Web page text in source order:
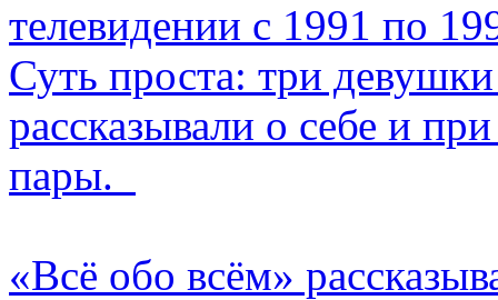
телевидении с 1991 по
Суть проста: три
рассказывали о себе и
пары.
«Всё обо всём»